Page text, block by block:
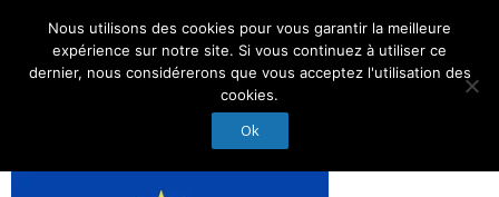
Suivez-Nous :
Nous utilisons des cookies pour vous garantir la meilleure
expérience sur notre site. Si vous continuez à utiliser ce
dernier, nous considérerons que vous acceptez l'utilisation des
cookies.
Ok